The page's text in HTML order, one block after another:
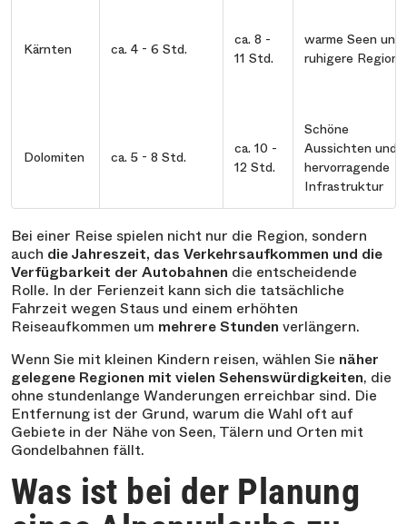
Kärnten ca. 4 - 6 Std.
ca. 8 -
11 Std.
warme Seen und
ruhigere Region
Dolomiten ca. 5 - 8 Std.
ca. 10 -
12 Std.
Schöne
Aussichten und
hervorragende
Infrastruktur
Bei einer Reise spielen nicht nur die Region, sondern
auch die Jahreszeit, das Verkehrsaufkommen und die
Verfügbarkeit der Autobahnen die entscheidende
Rolle. In der Ferienzeit kann sich die tatsächliche
Fahrzeit wegen Staus und einem erhöhten
Reiseaufkommen um mehrere Stunden verlängern.
Wenn Sie mit kleinen Kindern reisen, wählen Sie näher
gelegene Regionen mit vielen Sehenswürdigkeiten, die
ohne stundenlange Wanderungen erreichbar sind. Die
Entfernung ist der Grund, warum die Wahl oft auf
Gebiete in der Nähe von Seen, Tälern und Orten mit
Gondelbahnen fällt.
Was ist bei der Planung